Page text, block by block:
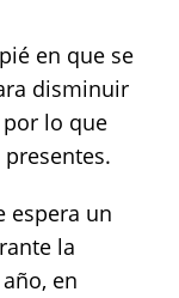
en que se
disminuir
lo que
espera un
la
en